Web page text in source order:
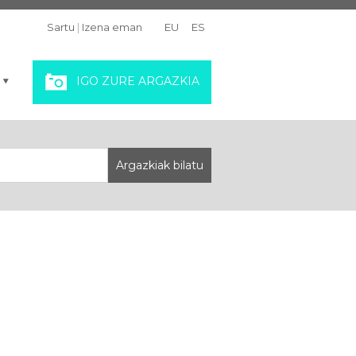
Sartu | Izena eman EU ES
IGO ZURE ARGAZKIA